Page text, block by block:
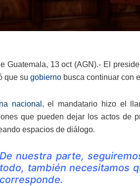
Guatemala, 13 oct (AGN).- El
que su gobierno busca continuar con
nacional , el mandatario hizo el
que pueden dejar los actos de
espacios de diálogo.
De nuestra parte,
todo, también necesitamos
corresponde.